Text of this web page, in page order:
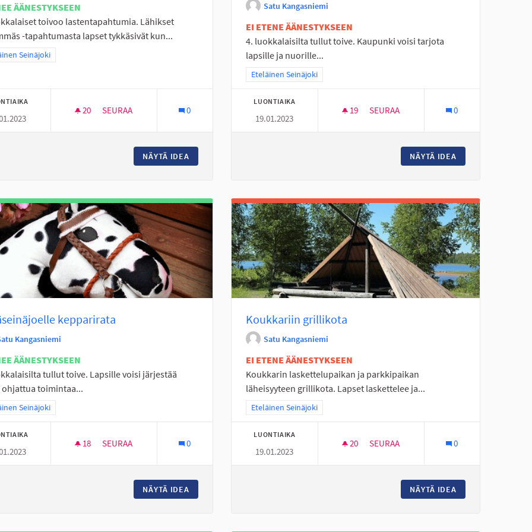
ÄÄNESTYKSEEN
toivoo lastentapahtumia. Lähikset
-tapahtumasta lapset tykkäsivät kun...
tulokset teeman mukaan: Eteläinen Seinäjoki
Seinäjoki
20 20 SEURAAJAA
SEURAA 0
NÄYTÄ IDEA
Satu Kangasniemi
EI ETENE ÄÄNESTYKSEEN
4. luokkalaisilta tullut toive. Kaupunki voisi tarjota
lapsille ja nuorille...
Rajaa tulokset teeman mukaan: Eteläinen Seinäjoki
Eteläinen Seinäjoki
LUONTIAIKA
19.01.2023
19 19 SEURAAJAA
SEURAA 0
NÄYTÄ IDEA
kepparirata
Kangasniemi
ÄÄNESTYKSEEN
tullut toive. Lapsille voisi järjestää
ohjattua toimintaa...
tulokset teeman mukaan: Eteläinen Seinäjoki
Seinäjoki
18 18 SEURAAJAA
SEURAA 0
NÄYTÄ IDEA
Koukkariin grillikota
Satu Kangasniemi
EI ETENE ÄÄNESTYKSEEN
Koukkarin laskettelupaikan ja parkkipaikan
läheisyyteen grillikota. Lapset laskettelee ja...
Rajaa tulokset teeman mukaan: Eteläinen Seinäjoki
Eteläinen Seinäjoki
LUONTIAIKA
19.01.2023
20 20 SEURAAJAA
SEURAA 0
NÄYTÄ IDEA